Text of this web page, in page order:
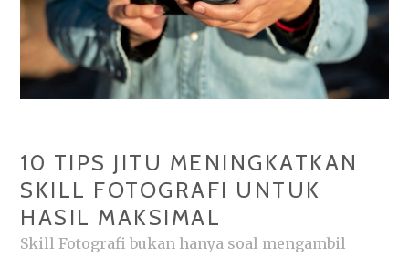
10 TIPS JITU MENINGKATKAN
SKILL FOTOGRAFI UNTUK
HASIL MAKSIMAL
Skill Fotografi bukan hanya soal mengambil